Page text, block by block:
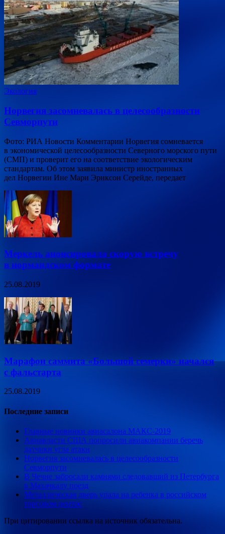
Экология
Норвегия засомневалась в целесообразности
Севморпути
Фото: РИА Новости Комментарии Норвегия сомневается
в экономической целесообразности Северного морского пути
(СМП) и проверит его на соответствие экологическим
стандартам. Об этом заявила министр иностранных
дел Норвегии Ине Мари Эриксон Серейде, передает
Меркель анонсировала скорую встречу
в нормандском формате
25.08.2019
Марафон саммита «Большой семерки» начался
с фальстарта
25.08.2019
Последние записи
Главные новинки авиасалона МАКС-2019
Авиавласти США попросили авиакомпании беречь
датчики угла атаки
Норвегия засомневалась в целесообразности
Севморпути
В Чечне забросали камнями следовавший из Петербурга
в Махачкалу поезд
Металлическая дверь упала на ребенка в российском
торговом центре
При цитировании ссылка на источник обязательна.